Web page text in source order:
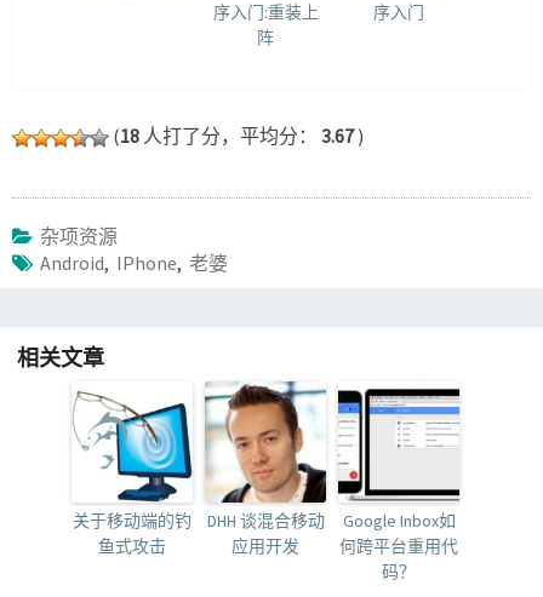
序入门:重装上
阵
序入门
(18 人打了分，平均分： 3.67)
杂项资源
Android, IPhone, 老婆
相关文章
关于移动端的钓
鱼式攻击
DHH 谈混合移动
应用开发
Google Inbox如
何跨平台重用代
码？